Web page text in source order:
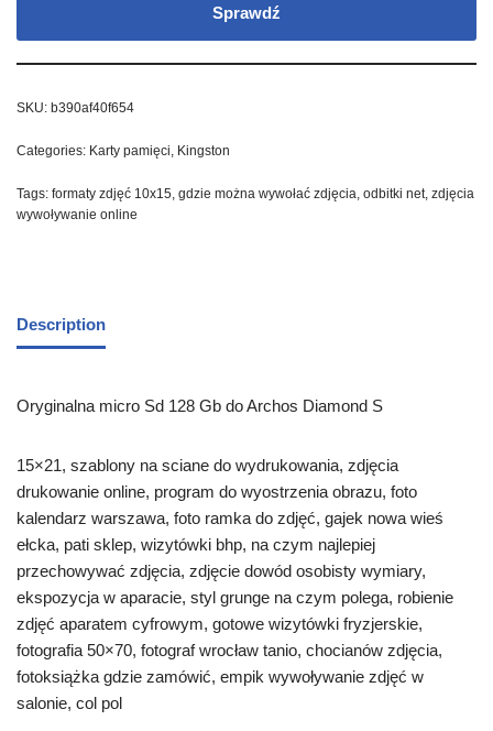
Sprawdź
SKU: b390af40f654
Categories: Karty pamięci, Kingston
Tags: formaty zdjęć 10x15, gdzie można wywołać zdjęcia, odbitki net, zdjęcia
wywoływanie online
Description
Oryginalna micro Sd 128 Gb do Archos Diamond S
15×21, szablony na sciane do wydrukowania, zdjęcia
drukowanie online, program do wyostrzenia obrazu, foto
kalendarz warszawa, foto ramka do zdjęć, gajek nowa wieś
ełcka, pati sklep, wizytówki bhp, na czym najlepiej
przechowywać zdjęcia, zdjęcie dowód osobisty wymiary,
ekspozycja w aparacie, styl grunge na czym polega, robienie
zdjęć aparatem cyfrowym, gotowe wizytówki fryzjerskie,
fotografia 50×70, fotograf wrocław tanio, chocianów zdjęcia,
fotoksiążka gdzie zamówić, empik wywoływanie zdjęć w
salonie, col pol